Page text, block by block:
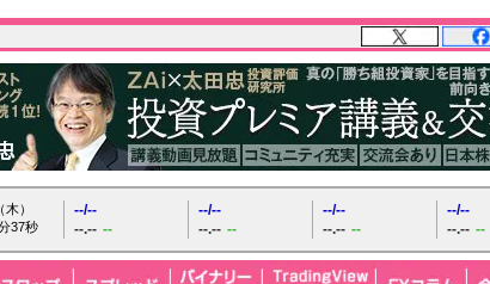
）
38秒
--/--
--.-- --
--/--
--.-- --
--/--
--.-- --
--/--
--.-- --